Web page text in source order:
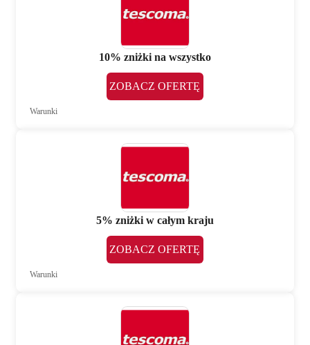
10% zniżki na wszystko
ZOBACZ OFERTĘ
Warunki
5% zniżki w całym kraju
ZOBACZ OFERTĘ
Warunki